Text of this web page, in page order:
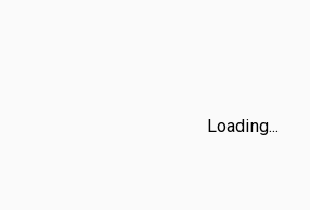
Loading...